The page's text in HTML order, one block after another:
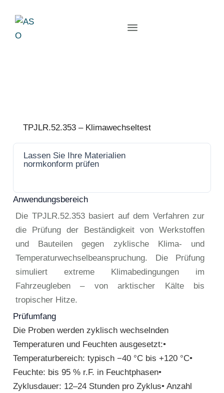
TPJLR.52.353 – Klimawechseltest
Lassen Sie Ihre Materialien
normkonform prüfen
Anwendungsbereich
Die TPJLR.52.353 basiert auf dem Verfahren zur
die Prüfung der Beständigkeit von Werkstoffen
und Bauteilen gegen zyklische Klima- und
Temperaturwechselbeanspruchung. Die Prüfung
simuliert extreme Klimabedingungen im
Fahrzeugleben – von arktischer Kälte bis
tropischer Hitze.
Prüfumfang
Die Proben werden zyklisch wechselnden
Temperaturen und Feuchten ausgesetzt:•
Temperaturbereich: typisch −40 °C bis +120 °C•
Feuchte: bis 95 % r.F. in Feuchtphasen•
Zyklusdauer: 12–24 Stunden pro Zyklus• Anzahl